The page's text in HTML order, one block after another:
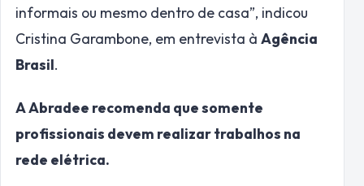
informais ou mesmo dentro de casa”, indicou
Cristina Garambone, em entrevista à Agência
Brasil.
A Abradee recomenda que somente
profissionais devem realizar trabalhos na
rede elétrica.